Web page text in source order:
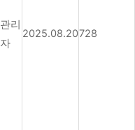
관리
자
2025.08.20728